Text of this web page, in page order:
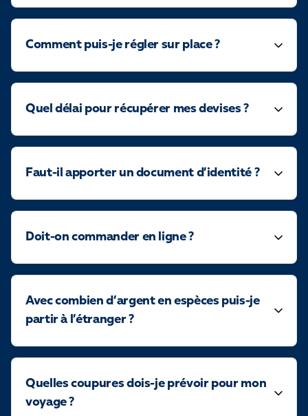
Comment puis-je régler sur place ?
Quel délai pour récupérer mes devises ?
Faut-il apporter un document d’identité ?
Doit-on commander en ligne ?
Avec combien d’argent en espèces puis-je
partir à l’étranger ?
Quelles coupures dois-je prévoir pour mon
voyage ?